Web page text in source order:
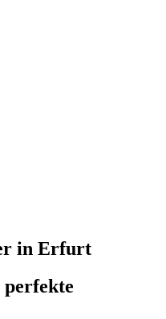
in Erfurt